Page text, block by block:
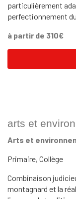
particulièrement
perfectionnement
à partir de 310€
arts et
Arts et
Primaire, Collège
Combinaison
montagnard et la